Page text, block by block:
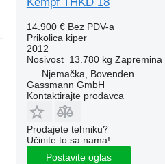
14.900 € Bez PDV-a
Prikolica kiper
2012
Nosivost 13.780 kg Zapremina
Njemačka, Bovenden
Gassmann GmbH
Kontaktirajte prodavca
Prodajete tehniku?
Učinite to sa nama!
Postavite oglas